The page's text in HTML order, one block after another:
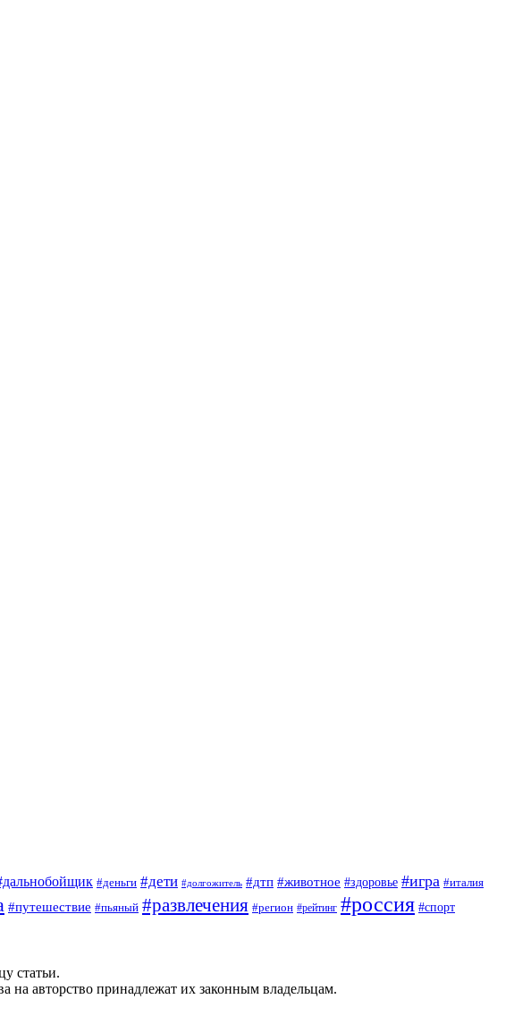
#деньги #дети #долгожитель #дтп #животное #здоровье #игра #италия
#путешествие #пьяный #развлечения #регион #рейтинг #россия #спорт
статьи.
на авторство принадлежат их законным владельцам.